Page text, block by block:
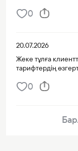
0
20.07.2026
Жеке тұлға
тарифтердің
0